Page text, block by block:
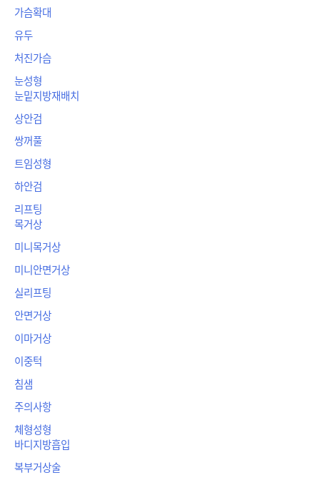
가슴확대
유두
처진가슴
눈성형
눈밑지방재배치
상안검
쌍꺼풀
트임성형
하안검
리프팅
목거상
미니목거상
미니안면거상
실리프팅
안면거상
이마거상
이중턱
침샘
주의사항
체형성형
바디지방흡입
복부거상술